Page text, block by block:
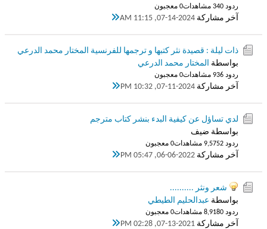
ردود 0 34 مشاهدات 0 معجبون
آخر مشاركة 07-14-2024, 11:15 AM
ذات ليلة : قصيدة نثر كتبها و ترجمها للفرنسية المختار محمد الدرعي
بواسطة المختار محمد الدرعي
ردود 6 93 مشاهدات 0 معجبون
آخر مشاركة 07-11-2024, 10:32 PM
لدي تساؤل عن كيفية البدء بنشر كتاب مترجم
بواسطة ضيف
ردود 2 9,575 مشاهدات 0 معجبون
آخر مشاركة 06-06-2022, 05:47 PM
شعر ونثر ..........
بواسطة عبدالحليم الطيطي
ردود 0 8,918 مشاهدات 0 معجبون
آخر مشاركة 07-13-2021, 02:28 PM